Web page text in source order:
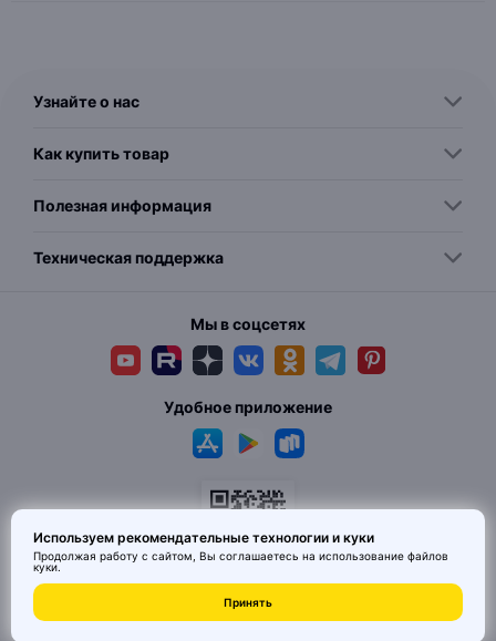
Узнайте о нас
Как купить товар
Полезная информация
Техническая поддержка
Мы в соцсетях
© 2026 MAI HE MAI. Маркетплейс дизайнерских товаров со всего
Китая по ценам заводов. Все права защищены.
Удобное приложение
Используем рекомендательные технологии и куки
Продолжая работу с сайтом, Вы соглашаетесь на использование файлов
куки.
Принять